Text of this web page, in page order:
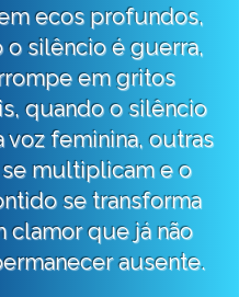
ecos profundos,
o silêncio é guerra,
em gritos
quando o silêncio
voz feminina, outras
multiplicam e o
se transforma
clamor que já não
ausente.